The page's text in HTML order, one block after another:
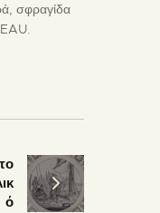
σφραγίδα
ό